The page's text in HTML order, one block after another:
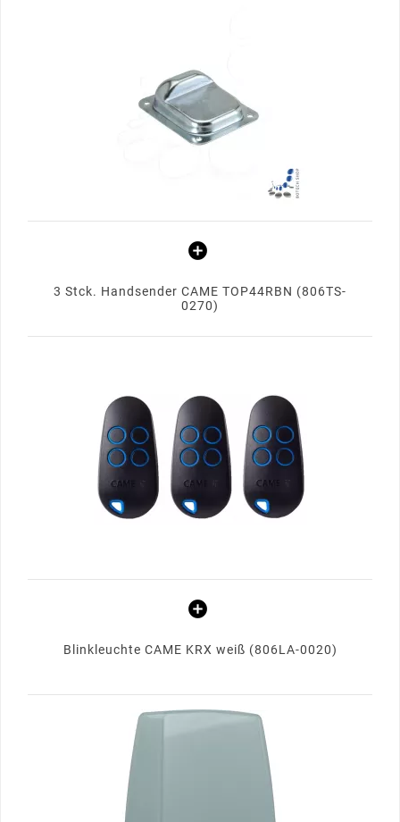
3 Stck. Handsender CAME TOP44RBN (806TS-
0270)
Blinkleuchte CAME KRX weiß (806LA-0020)